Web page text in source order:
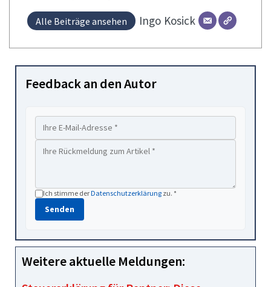
Alle Beiträge ansehen Ingo Kosick
Feedback an den Autor
Ich stimme derDatenschutzerklärung zu. *
Senden
Weitere aktuelle Meldungen: